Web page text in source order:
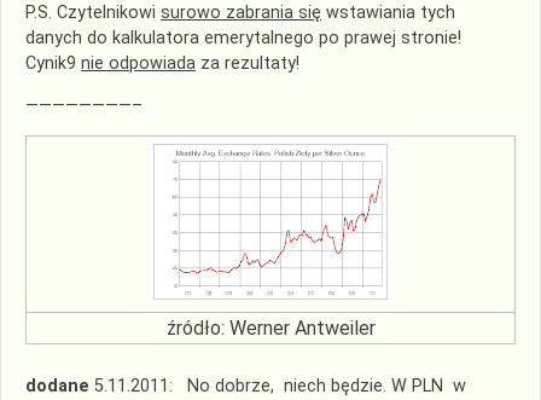
P.S. Czytelnikowi surowo zabrania się wstawiania tych
danych do kalkulatora emerytalnego po prawej stronie!
Cynik9 nie odpowiada za rezultaty!
————————–
źródło: Werner Antweiler
dodane 5.11.2011: No dobrze, niech będzie. W PLN w